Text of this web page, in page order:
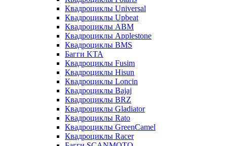
Квадроциклы Universal
Квадроциклы Upbeat
Квадроциклы ABM
Квадроциклы Applestone
Квадроциклы BMS
Багги KTA
Квадроциклы Fusim
Квадроциклы Hisun
Квадроциклы Loncin
Квадроциклы Bajaj
Квадроциклы BRZ
Квадроциклы Gladiator
Квадроциклы Rato
Квадроциклы GreenCamel
Квадроциклы Racer